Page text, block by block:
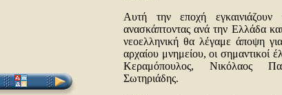
Αυτή την εποχή
ανασκάπτοντας ανά την Ελλάδα
νεοελληνική θα λέγαμε άποψη
αρχαίου μνημείου, οι σημαντικοί
Κεραμόπουλος, Νικόλαος
Σωτηριάδης.